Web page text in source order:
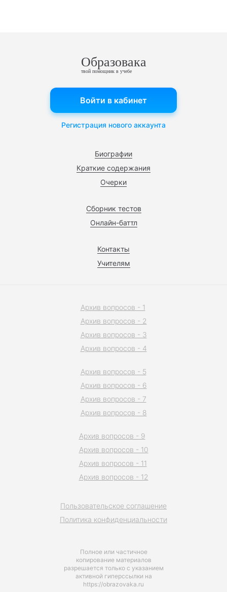
Образовака
твой помощник в учебе
Биографии
Краткие содержания
Очерки
Сборник тестов
Онлайн-баттл
Контакты
Учителям
Войти в кабинет
Регистрация нового аккаунта
Полное или частичное
копирование материалов
разрешается только с указанием
активной гиперссылки на
https://obrazovaka.ru
Пользовательское соглашение
Политика конфиденциальности
Архив вопросов - 1
Архив вопросов - 2
Архив вопросов - 3
Архив вопросов - 4
Архив вопросов - 5
Архив вопросов - 6
Архив вопросов - 7
Архив вопросов - 8
Архив вопросов - 9
Архив вопросов - 10
Архив вопросов - 11
Архив вопросов - 12